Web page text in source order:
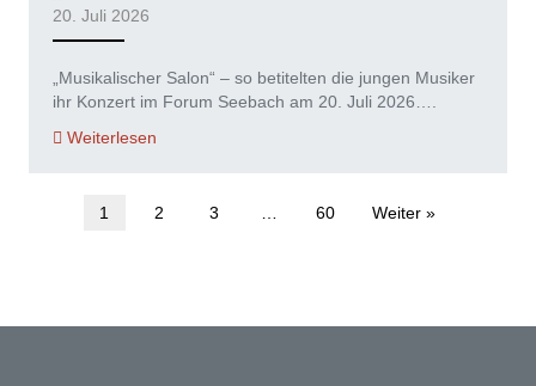
20. Juli 2026
„Musikalischer Salon“ – so betitelten die jungen Musiker
ihr Konzert im Forum Seebach am 20. Juli 2026….
Weiterlesen
1 2 3 60 Weiter »